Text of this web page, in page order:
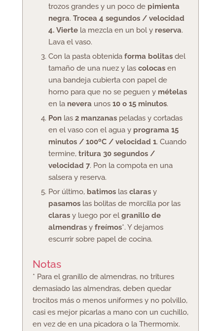
trozos grandes y un poco de pimienta
negra. Trocea 4 segundos / velocidad
4. Vierte la mezcla en un bol y reserva.
Lava el vaso.
Con la pasta obtenida forma bolitas del
tamaño de una nuez y las colocas en
una bandeja cubierta con papel de
horno para que no se peguen y mételas
en la nevera unos 10 o 15 minutos.
Pon las 2 manzanaspeladas y cortadas
en el vaso con el agua y programa 15
minutos / 100ºC / velocidad 1. Cuando
termine, tritura 30 segundos /
velocidad 7. Pon la compota en una
salsera y reserva.
Por último, batimos las claras y
pasamos las bolitas de morcilla por las
claras y luego por elgranillo de
almendras y freímos*. Y dejamos
escurrir sobre papel de cocina.
Notas
* Para el granillo de almendras, no tritures
demasiado las almendras, deben quedar
trocitos más o menos uniformes y no polvillo,
casi es mejor picarlas a mano con un cuchillo,
en vez de en una picadora o la Thermomix.